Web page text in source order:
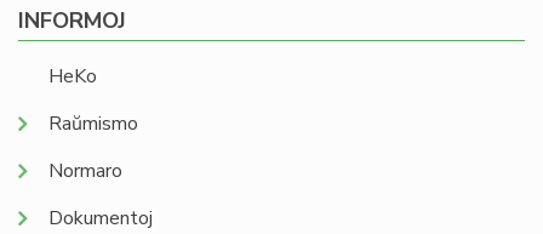
INFORMOJ
HeKo
Raŭmismo
Normaro
Dokumentoj